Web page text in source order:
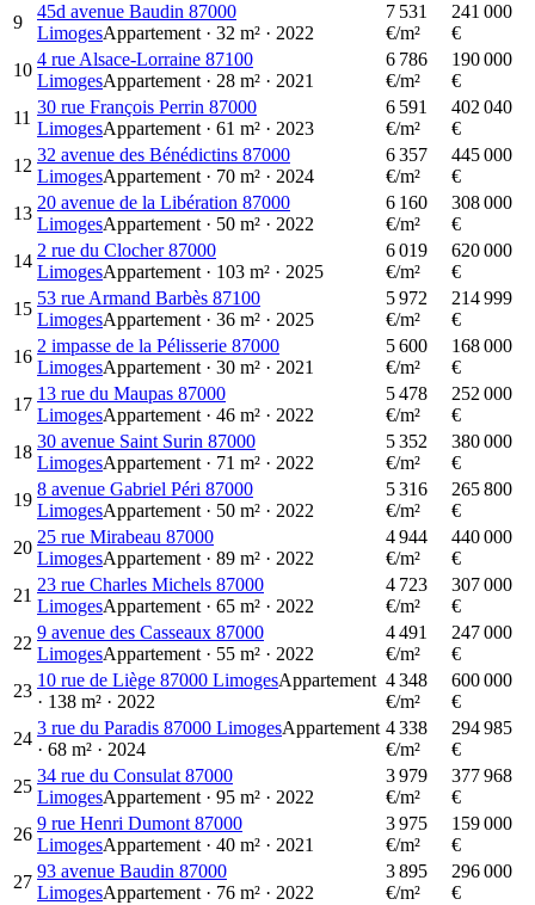
9
45d avenue Baudin 87000
LimogesAppartement · 32 m² · 2022
7 531
€/m²
241 000
€
10
4 rue Alsace-Lorraine 87100
LimogesAppartement · 28 m² · 2021
6 786
€/m²
190 000
€
11
30 rue François Perrin 87000
LimogesAppartement · 61 m² · 2023
6 591
€/m²
402 040
€
12
32 avenue des Bénédictins 87000
LimogesAppartement · 70 m² · 2024
6 357
€/m²
445 000
€
13
20 avenue de la Libération 87000
LimogesAppartement · 50 m² · 2022
6 160
€/m²
308 000
€
14
2 rue du Clocher 87000
LimogesAppartement · 103 m² · 2025
6 019
€/m²
620 000
€
15
53 rue Armand Barbès 87100
LimogesAppartement · 36 m² · 2025
5 972
€/m²
214 999
€
16
2 impasse de la Pélisserie 87000
LimogesAppartement · 30 m² · 2021
5 600
€/m²
168 000
€
17
13 rue du Maupas 87000
LimogesAppartement · 46 m² · 2022
5 478
€/m²
252 000
€
18
30 avenue Saint Surin 87000
LimogesAppartement · 71 m² · 2022
5 352
€/m²
380 000
€
19
8 avenue Gabriel Péri 87000
LimogesAppartement · 50 m² · 2022
5 316
€/m²
265 800
€
20
25 rue Mirabeau 87000
LimogesAppartement · 89 m² · 2022
4 944
€/m²
440 000
€
21
23 rue Charles Michels 87000
LimogesAppartement · 65 m² · 2022
4 723
€/m²
307 000
€
22
9 avenue des Casseaux 87000
LimogesAppartement · 55 m² · 2022
4 491
€/m²
247 000
€
23
10 rue de Liège 87000 LimogesAppartement
· 138 m² · 2022
4 348
€/m²
600 000
€
24
3 rue du Paradis 87000 LimogesAppartement
· 68 m² · 2024
4 338
€/m²
294 985
€
25
34 rue du Consulat 87000
LimogesAppartement · 95 m² · 2022
3 979
€/m²
377 968
€
26
9 rue Henri Dumont 87000
LimogesAppartement · 40 m² · 2021
3 975
€/m²
159 000
€
27
93 avenue Baudin 87000
LimogesAppartement · 76 m² · 2022
3 895
€/m²
296 000
€